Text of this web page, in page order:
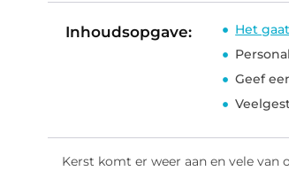
Inhoudsopgave:
Het
Geef
Kerst komt er weer aan en vele van